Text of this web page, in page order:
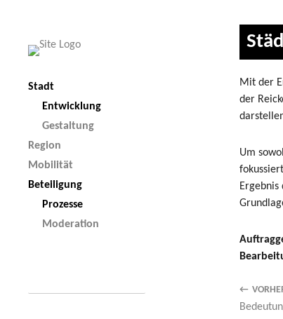
Stadt
Entwicklung
Gestaltung
Region
Mobilität
Beteiligung
Prozesse
Moderation
Mit der
der
Um